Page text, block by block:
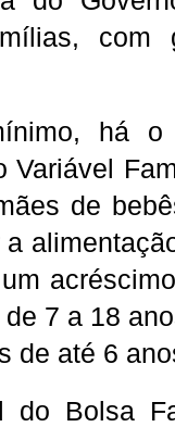
com
há o
Variável
de
7 a 18
de até 6
do Bolsa